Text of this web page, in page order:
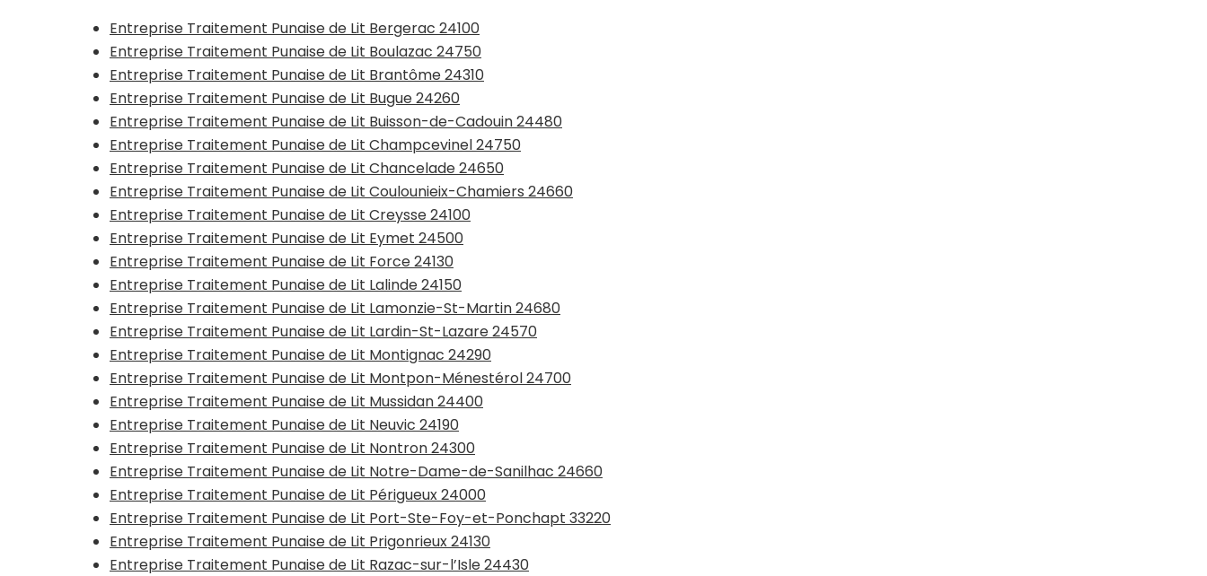
Entreprise Traitement Punaise de Lit Bergerac 24100
Entreprise Traitement Punaise de Lit Boulazac 24750
Entreprise Traitement Punaise de Lit Brantôme 24310
Entreprise Traitement Punaise de Lit Bugue 24260
Entreprise Traitement Punaise de Lit Buisson-de-Cadouin 24480
Entreprise Traitement Punaise de Lit Champcevinel 24750
Entreprise Traitement Punaise de Lit Chancelade 24650
Entreprise Traitement Punaise de Lit Coulounieix-Chamiers 24660
Entreprise Traitement Punaise de Lit Creysse 24100
Entreprise Traitement Punaise de Lit Eymet 24500
Entreprise Traitement Punaise de Lit Force 24130
Entreprise Traitement Punaise de Lit Lalinde 24150
Entreprise Traitement Punaise de Lit Lamonzie-St-Martin 24680
Entreprise Traitement Punaise de Lit Lardin-St-Lazare 24570
Entreprise Traitement Punaise de Lit Montignac 24290
Entreprise Traitement Punaise de Lit Montpon-Ménestérol 24700
Entreprise Traitement Punaise de Lit Mussidan 24400
Entreprise Traitement Punaise de Lit Neuvic 24190
Entreprise Traitement Punaise de Lit Nontron 24300
Entreprise Traitement Punaise de Lit Notre-Dame-de-Sanilhac 24660
Entreprise Traitement Punaise de Lit Périgueux 24000
Entreprise Traitement Punaise de Lit Port-Ste-Foy-et-Ponchapt 33220
Entreprise Traitement Punaise de Lit Prigonrieux 24130
Entreprise Traitement Punaise de Lit Razac-sur-l’Isle 24430